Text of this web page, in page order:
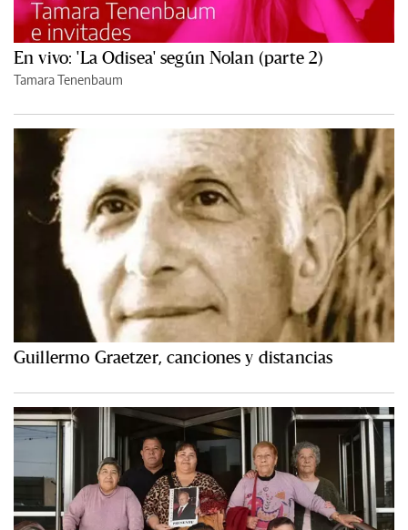
En vivo: 'La Odisea' según Nolan (parte 2)
Tamara Tenenbaum
Guillermo Graetzer, canciones y distancias